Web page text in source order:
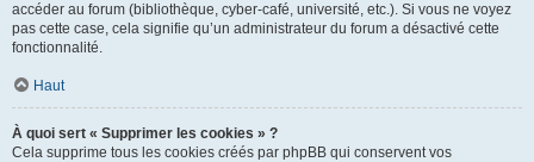
accéder au forum (bibliothèque, cyber-café, université, etc.). Si vous ne voyez
pas cette case, cela signifie qu’un administrateur du forum a désactivé cette
fonctionnalité.
Haut
À quoi sert « Supprimer les cookies » ?
Cela supprime tous les cookies créés par phpBB qui conservent vos